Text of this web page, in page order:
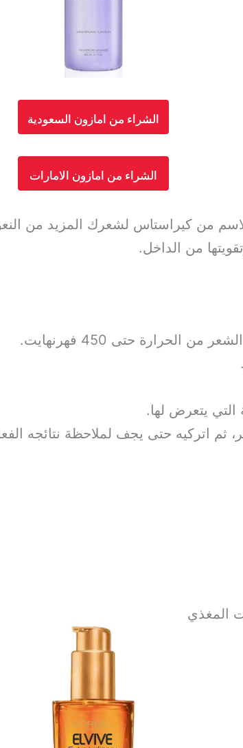
الشراء من امازون السعودية
الشراء من امازون الامارات
من كيراستاس لشعرك المزيد من
من الداخل.
حتى 450 فهرنهايت.
التي يتعرض لها.
اتركيه حتى يجف لملاحظة نتائجه